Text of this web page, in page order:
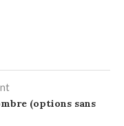
(options sans